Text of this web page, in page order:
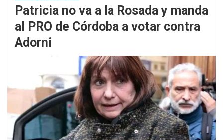
Patricia no va a la Rosada y manda
al PRO de Córdoba a votar contra
Adorni